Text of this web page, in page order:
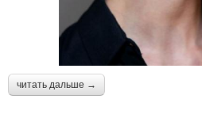
читать дальше →